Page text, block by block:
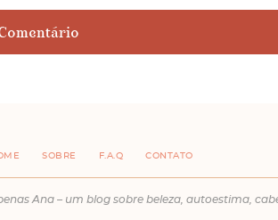
SOBRE F.A.Q CONTATO
Ana – um blog sobre beleza, autoestima,